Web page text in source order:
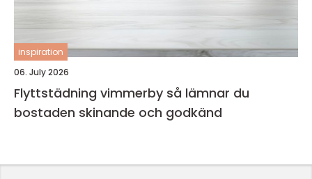
inspiration
06. July 2026
Flyttstädning vimmerby så lämnar du
bostaden skinande och godkänd